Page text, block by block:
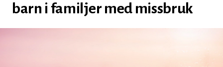
barn i familjer med missbruk